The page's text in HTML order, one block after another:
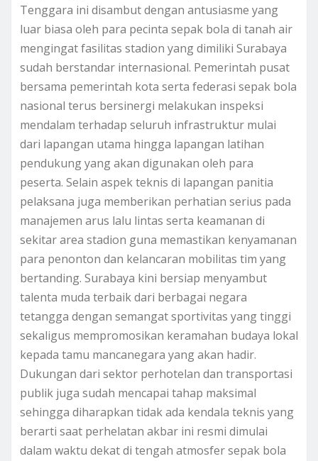
Tenggara ini disambut dengan antusiasme yang
luar biasa oleh para pecinta sepak bola di tanah air
mengingat fasilitas stadion yang dimiliki Surabaya
sudah berstandar internasional. Pemerintah pusat
bersama pemerintah kota serta federasi sepak bola
nasional terus bersinergi melakukan inspeksi
mendalam terhadap seluruh infrastruktur mulai
dari lapangan utama hingga lapangan latihan
pendukung yang akan digunakan oleh para
peserta. Selain aspek teknis di lapangan panitia
pelaksana juga memberikan perhatian serius pada
manajemen arus lalu lintas serta keamanan di
sekitar area stadion guna memastikan kenyamanan
para penonton dan kelancaran mobilitas tim yang
bertanding. Surabaya kini bersiap menyambut
talenta muda terbaik dari berbagai negara
tetangga dengan semangat sportivitas yang tinggi
sekaligus mempromosikan keramahan budaya lokal
kepada tamu mancanegara yang akan hadir.
Dukungan dari sektor perhotelan dan transportasi
publik juga sudah mencapai tahap maksimal
sehingga diharapkan tidak ada kendala teknis yang
berarti saat perhelatan akbar ini resmi dimulai
dalam waktu dekat di tengah atmosfer sepak bola